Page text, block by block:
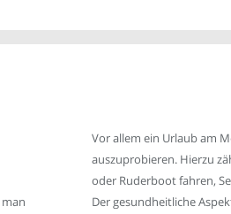
Vor allem ein Urlaub am
auszuprobieren. Hierzu
oder Ruderboot fahren,
Der gesundheitliche